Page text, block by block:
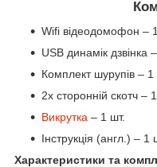
Wifi відеодомофон –
USB динамік дзвінка
Комплект шурупів – 1
2х сторонній скотч –
Викрутка – 1 шт.
Інструкція (англ.) – 1
Характеристики та